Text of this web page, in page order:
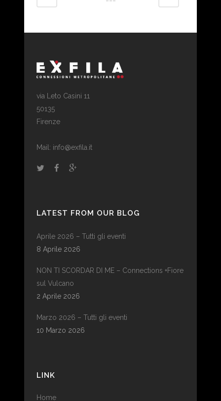
via Leto Casini 11
50135
Firenze
Mail: info@exfila.it
LATEST FROM OUR BLOG
Aprile 2026 – Tutti gli eventi
8 Aprile 2026
NON TI SCORDAR DI ME – Connections +Fiore
sul Vulcano
2 Aprile 2026
Marzo 2026 – Tutti gli eventi
10 Marzo 2026
LINK
Home